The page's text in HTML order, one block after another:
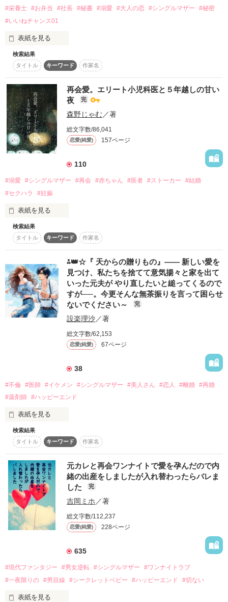
逞しくて、頼りになる
お日さまみたいな大輝
やがて私の家族をも巻き込んで――
2024.04.26　Start
2024.05.26　Fin.
2024.05.27　番外編追加
2024.05.19　初ランクインしました✨
作品を読む
#栄養士 #お弁当 #社長 #秘書 #溺愛 #大人の恋 #シングルマザー
#秘密
#いいねチャンス01
表紙を見る
林田　茉莉花（はやしだ　まりか）22歳。弁当屋の看板娘。
唯一の肉親である母親に先立たれ、天涯孤独となった茉莉花。
街の弁当屋さんで働いており、生活は苦しいが待ち前の明るさ
と努力で前向きに歩んでいる。
そんな彼女の前に現れた1人の男性。実の父親からの依頼で来
たと言われ困惑する。
2022．10．9完結
作品を読む
検索結果
タイトル
キーワード 作家名
再会愛。エリート小児科医と５年越しの甘い
夜
完
森野じゃむ／著
総文字数/86,041
恋愛(純愛) 157ページ
110
#溺愛 #シングルマザー #再会 #赤ちゃん #医者 #ストーカー
#結婚
#セクハラ
#妊娠
表紙を見る
＊゜＊゜＊゜＊゜＊゜＊゜＊゜＊゜
箕輪　朱莉（31）
シングルマザー
内科クリニック勤務
新藤　隼人（30）
小児科医
朱莉を溺愛している
＊゜＊゜＊゜＊゜＊゜＊゜＊゜＊゜
レビューありがとうございます(*'ω'*)！
＊゜＊゜＊゜＊゜＊゜＊゜＊゜＊゜
2022年12月1日
諸事情によりファン限定にいたしました
非公開になる可能性もあります
ハピエンではないので、ご注意ください
作品を読む
検索結果
タイトル
キーワード 作家名
⁂👑☆『 天からの贈りもの』―― 新しい愛を
見つけ、私たちを捨てて意気揚々と家を出て
いった元夫が やり直したいと縋ってくるので
すが──。今更そんな無茶振りを言って困らせ
ないでください～
完
設楽理沙／著
総文字数/62,153
恋愛(純愛) 67ページ
38
#不倫 #医師 #イケメン #シングルマザー #美人さん #恋人 #離婚 #再婚
#薬剤師 #ハッピーエンド
表紙を見る
大まかには六田亜矢子と嶋香織との2つの物語から
構成されています。
嶋香織の幼友達の相場紀子なども少し注目して
いただけるのではないかな、と思っています。
作品を読む
検索結果
タイトル
キーワード 作家名
元カレと再会ワンナイトで愛を孕んだので内
緒の出産をしましたが入れ替わったらバレま
した
完
吉岡ミホ／著
総文字数/112,237
恋愛(純愛) 228ページ
635
#現代ファンタジー #男女逆転 #シングルマザー
#ワンナイトラブ
#一夜限りの #男目線 #シークレットベビー #ハッピーエンド #切ない
表紙を見る